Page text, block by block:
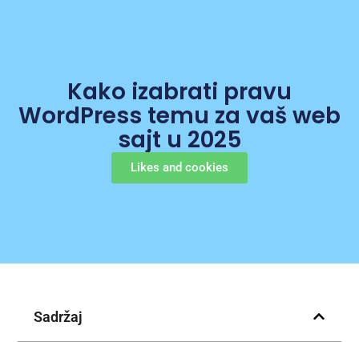
Kako izabrati pravu
WordPress temu za vaš web
sajt u 2025
Likes and cookies
Sadržaj